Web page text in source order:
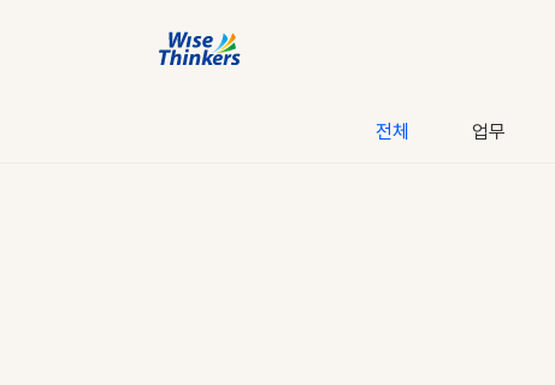
전체 업무